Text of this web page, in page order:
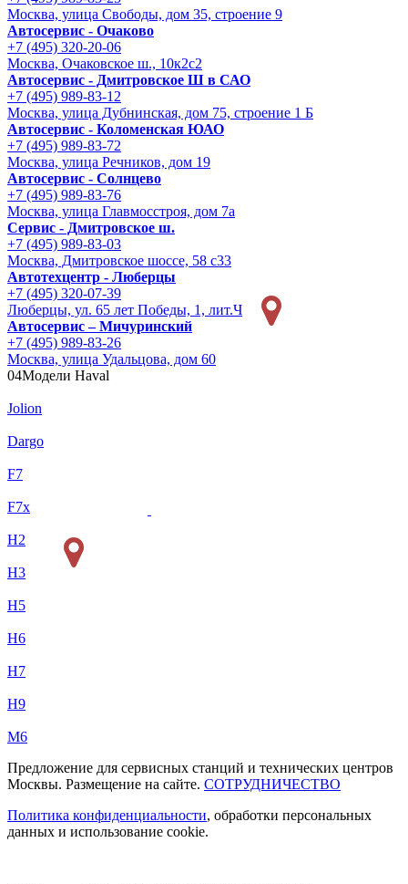
Москва, улица Свободы, дом 35, строение 9
Автосервис - Очаково
+7 (495) 320-20-06
Москва, Очаковское ш., 10к2с2
Автосервис - Дмитровское Ш в САО
+7 (495) 989-83-12
Москва, улица Дубнинская, дом 75, строение 1 Б
Автосервис - Коломенская ЮАО
+7 (495) 989-83-72
Москва, улица Речников, дом 19
Автосервис - Солнцево
+7 (495) 989-83-76
Москва, улица Главмосстроя, дом 7а
Сервис - Дмитровское ш.
+7 (495) 989-83-03
Москва, Дмитровское шоссе, 58 с33
Автотехцентр - Люберцы
+7 (495) 320-07-39
Люберцы, ул. 65 лет Победы, 1, лит.Ч
Автосервис – Мичуринский
+7 (495) 989-83-26
Москва, улица Удальцова, дом 60
04Модели Haval
Jolion
Dargo
F7
F7x
H2
H3
H5
H6
H7
H9
M6
Предложение для сервисных станций и технических центров
Москвы. Размещение на сайте. СОТРУДНИЧЕСТВО
Политика конфиденциальности, обработки персональных
данных и использование cookie.